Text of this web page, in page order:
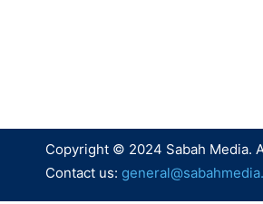
Copyright © 2024 Sabah Media.
Contact us: